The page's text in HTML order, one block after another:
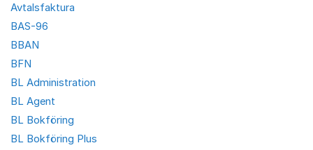
Avtalsfaktura
BAS-96
BBAN
BFN
BL Administration
BL Agent
BL Bokföring
BL Bokföring Plus